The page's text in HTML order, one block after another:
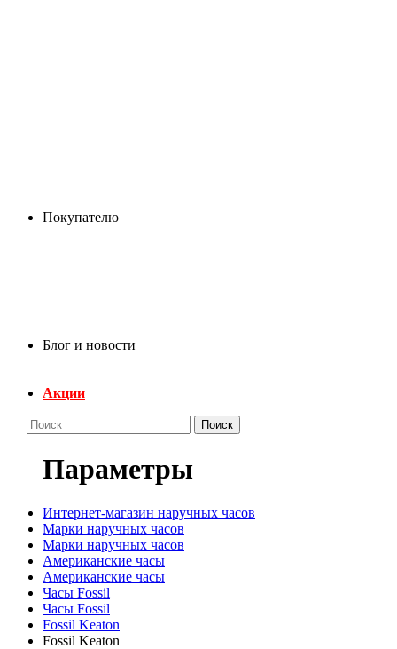
Покупателю
Блог и новости
Акции
Поиск
Параметры
Интернет-магазин наручных часов
Марки наручных часов
Марки наручных часов
Американские часы
Американские часы
Часы Fossil
Часы Fossil
Fossil Keaton
Fossil Keaton